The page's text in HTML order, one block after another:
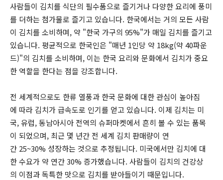
사람들이 김치를 식단의 필수품으로 즐기거나 다양한 요리에 풍미
를 더하는 첨가물로 즐기고 있습니다. 한국에서는 거의 모든 사람
이 김치를 소비하며, 약 "한국 가구의 95%"가 매일 김치를 즐기고
있습니다. 평균적으로 한국인은 "매년 1인당 약 18kg(약 40파운
드)"의 김치를 소비하며, 이는 한국 요리와 문화에서 김치가 중요
한 역할을 한다는 점을 강조합니다.
전 세계적으로도 한류 열풍과 한국 문화에 대한 관심이 높아짐
에 따라 김치가 급속도로 인기를 얻고 있습니다. 이제 김치는 미
국, 유럽, 동남아시아 전역의 슈퍼마켓에서 흔히 볼 수 있는 품목
이 되었으며, 최근 몇 년간 전 세계 김치 판매량이 연
간 25~30% 성장하는 것으로 추정됩니다. 미국에서만 김치에 대
한 수요가 약 연간 30% 증가했습니다. 사람들이 김치의 건강상
의 이점과 독특한 맛으로 김치를 받아들이기 때문입니다.